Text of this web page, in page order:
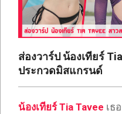
คน
กระแส
เซ็กซี่
ONLYFANS
TIKTOK
ส่องวาร์ป น้องเทียร์
ประกวดมิสแกรนด์
น้องเทียร์ Tia Tavee เธ